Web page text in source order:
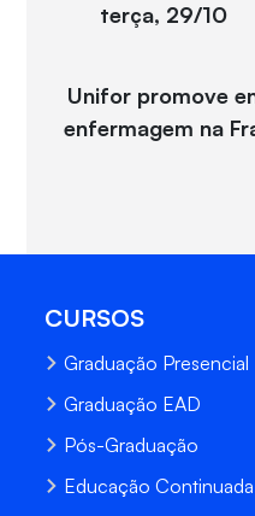
terça, 29/10
Unifor promove
enfermagem na
CURSOS
Graduação Presencial
Graduação EAD
Pós-Graduação
Educação Continuada